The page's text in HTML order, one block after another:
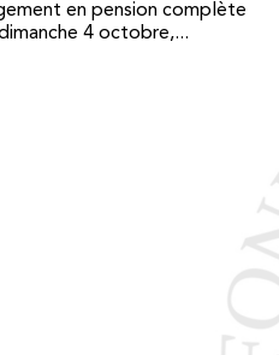
en pension complète
4 octobre,...